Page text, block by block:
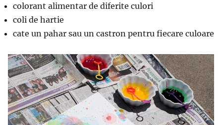
colorant alimentar de diferite culori
coli de hartie
cate un pahar sau un castron pentru fiecare culoare